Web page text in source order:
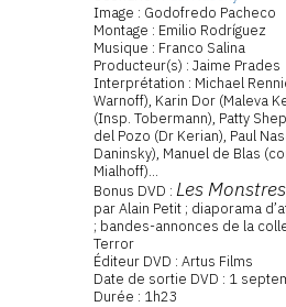
Image : Godofredo Pacheco
Montage : Emilio Rodríguez
Musique : Franco Salina
Producteur(s) : Jaime Prades
Interprétation : Michael
Warnoff), Karin Dor (Maleva
(Insp. Tobermann), Patty
del Pozo (Dr Kerian), Paul
Daninsky), Manuel de Blas
Mialhoff)...
Bonus DVD : Les
par Alain Petit ; diaporama
; bandes-annonces de la
Terror
Éditeur DVD : Artus Films
Date de sortie DVD : 1
Durée : 1h23